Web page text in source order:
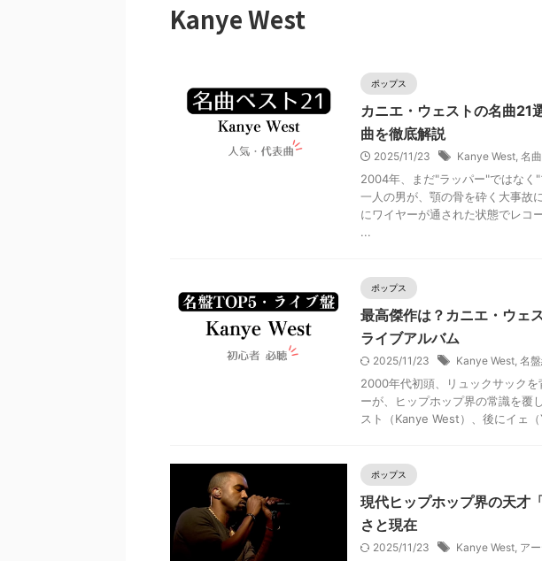
Kanye West
ポップス
カニエ・ウェストの名曲21
曲を徹底解説
2025/11/23 Kanye West 名
2004年、まだ"ラッパー"ではなく
一人の男が、顎の骨を砕く大事故
にワイヤーが通された状態でレコ
...
ポップス
最高傑作は？カニエ・ウェ
ライブアルバム
2025/11/23 Kanye West 名
2000年代初頭、リュックサック
ーが、ヒップホップ界の常識を覆
スト（Kanye West）、後にイェ
ポップス
現代ヒップホップ界の天才
さと現在
2025/11/23 Kanye West ア